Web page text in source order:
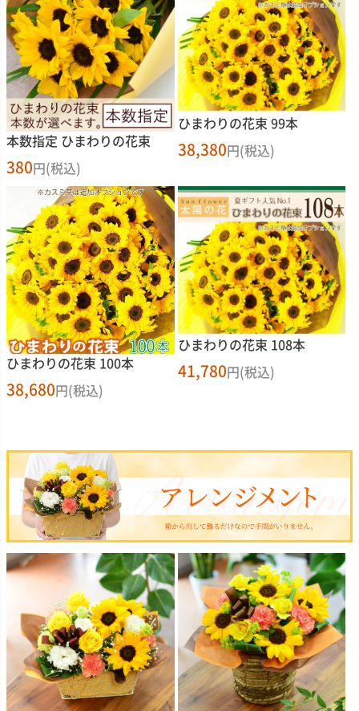
本数指定 ひまわりの花束
380円(税込)
ひまわりの花束 99本
38,380円(税込)
ひまわりの花束 100本
38,680円(税込)
ひまわりの花束 108本
41,780円(税込)